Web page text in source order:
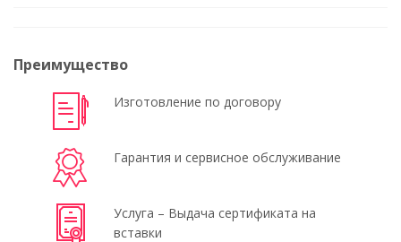
Преимущество
Изготовление по договору
Гарантия и сервисное обслуживание
Услуга – Выдача сертификата на
вставки